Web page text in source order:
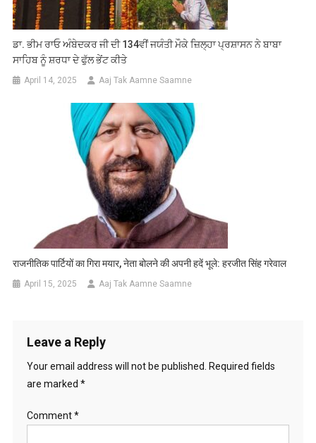
ਡਾ. ਭੀਮ ਰਾਓ ਅੰਬੇਦਕਰ ਜੀ ਦੀ 134ਵੀਂ ਜਯੰਤੀ ਮੌਕੇ ਜ਼ਿਲ੍ਹਾ ਪ੍ਰਸ਼ਾਸਨ ਨੇ ਬਾਬਾ
ਸਾਹਿਬ ਨੂੰ ਸ਼ਰਧਾ ਦੇ ਫੁੱਲ ਭੇਂਟ ਕੀਤੇ
April 14, 2025 Aaj Tak Aamne Saamne
राजनीतिक पार्टियों का गिरा मयार, नेता बोलने की अपनी हदें भूले: हरजीत सिंह गरेवाल
April 15, 2025 Aaj Tak Aamne Saamne
Leave a Reply
Your email address will not be published.
Required fields
are marked *
Comment*